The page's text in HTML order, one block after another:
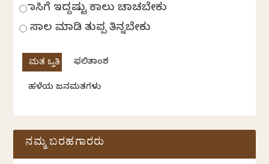
ಹಾಸಿಗೆ ಇದ್ದಷ್ಟು ಕಾಲು ಚಾಚಬೇಕು
ಸಾಲ ಮಾಡಿ ತುಪ್ಪ ತಿನ್ನಬೇಕು
ಫಲಿತಾಂಶ
ಹಳೆಯ ಜನಮತಗಳು
ನಮ್ಮ ಬರಹಗಾರರು